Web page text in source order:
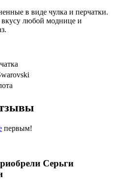
в виде чулка и перчатки.
вкусу любой моднице и
первым!
Серьги